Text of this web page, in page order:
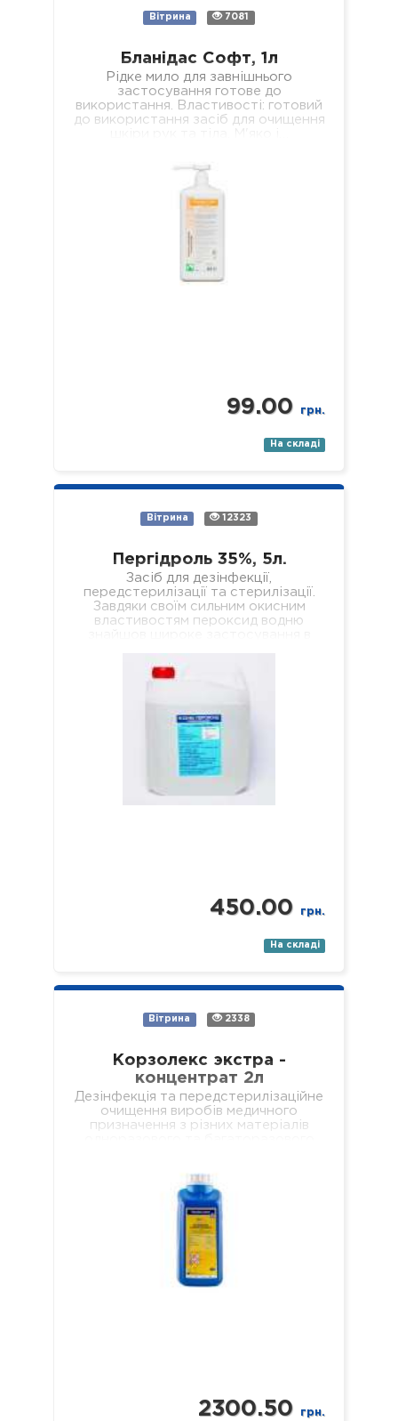
Вітрина 7081
Бланідас Софт, 1л
Рідке мило для завнішнього
застосування готове до
використання. Властивості: готовий
до використання засіб для очищення
99.00 грн.
На складі
Вітрина 12323
Пергідроль 35%, 5л.
Засіб для дезінфекції,
передстерилізації та стерилізації.
Завдяки своїм сильним окисним
властивостям пероксид водню
використовується, наприклад, як…
450.00 грн.
На складі
Вітрина 2338
Корзолекс экстра -
концентрат 2л
Дезінфекція та передстерилізаційне
очищення виробів медичного
призначення з різних матеріалів
стоматологічні (в т.ч. ендодонтичні
та обертові з…
2300.50 грн.